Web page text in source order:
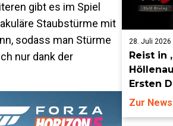
gibt es im Spiel
Staubstürme mit
sodass man Stürme
nur dank der
28. Juli 2026
Reist in
Ersten
ab dem
Keian-
Zur News